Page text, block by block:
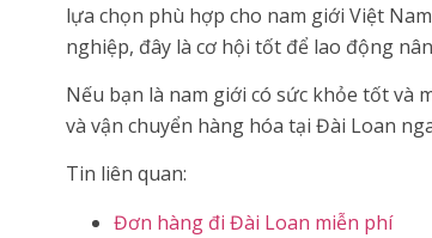
lựa chọn phù hợp cho nam giới Việt
nghiệp, đây là cơ hội tốt để lao động
Nếu bạn là nam giới có sức khỏe tốt và
và vận chuyển hàng hóa tại Đài Loan
Tin liên quan:
Đơn hàng đi Đài Loan miễn phí